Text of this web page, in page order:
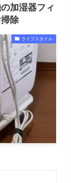
加湿器フィ
除
ライフスタイル